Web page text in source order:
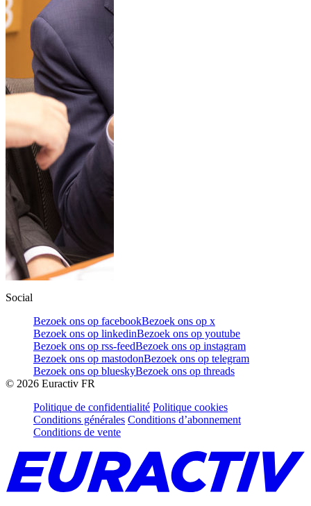
Social
Bezoek ons op facebookBezoek ons op x
Bezoek ons op linkedinBezoek ons op youtube
Bezoek ons op rss-feedBezoek ons op instagram
Bezoek ons op mastodonBezoek ons op telegram
Bezoek ons op blueskyBezoek ons op threads
© 2026 Euractiv FR
Politique de confidentialité Politique cookies
Conditions générales Conditions d’abonnement
Conditions de vente